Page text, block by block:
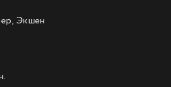
Экшен